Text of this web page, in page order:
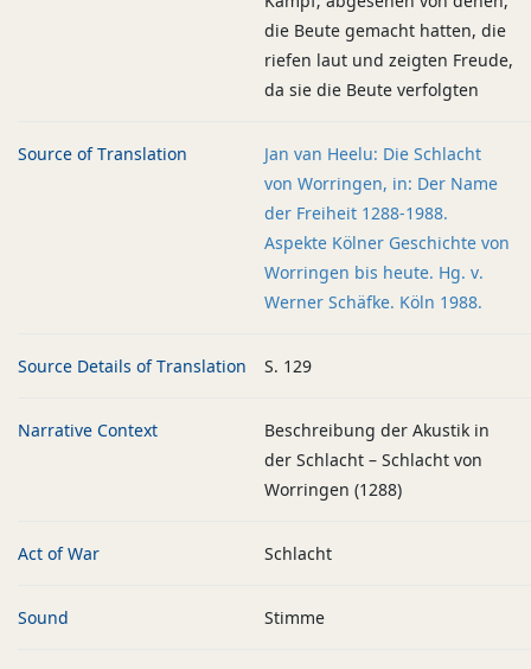
die Beute gemacht hatten, die
riefen laut und zeigten Freude,
da sie die Beute verfolgten
Source of Translation
Jan van Heelu: Die Schlacht
von Worringen, in: Der Name
der Freiheit 1288-1988.
Aspekte Kölner Geschichte von
Worringen bis heute. Hg. v.
Werner Schäfke. Köln 1988.
Source Details of Translation S. 129
Narrative Context
Beschreibung der Akustik in
der Schlacht – Schlacht von
Worringen (1288)
Act of War Schlacht
Sound Stimme